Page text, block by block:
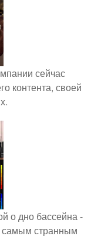
сейчас
контента, своей
о дно бассейна -
самым странным